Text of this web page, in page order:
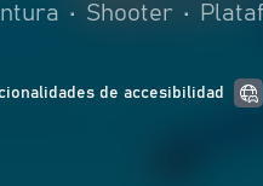
• Shooter •
de accesibilidad